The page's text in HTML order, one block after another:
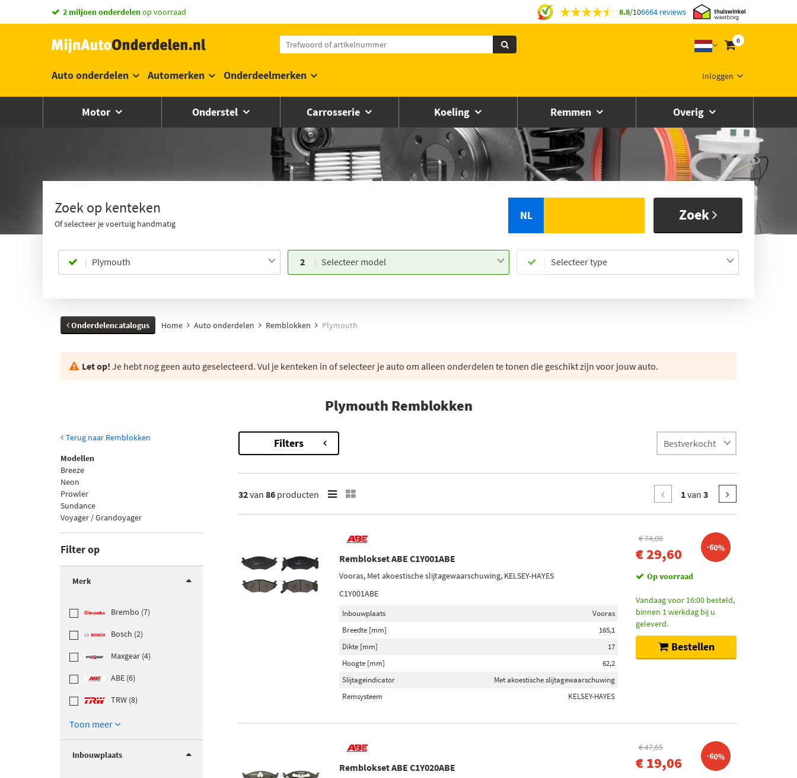
vandaag besteld,morgen in huis * 8.8/106664 reviews
0
Inloggen
Auto onderdelen Automerken Onderdeelmerken
Motor Onderstel Carrosserie Koeling Remmen Overig
Zoek op kenteken
Of selecteer je voertuig handmatig
NL Zoek
Plymouth 2 Selecteer model Selecteer type
Onderdelencatalogus Home Auto onderdelen Remblokken Plymouth
Let op! Je hebt nog geen auto geselecteerd. Vul je kenteken in of selecteer je auto om alleen onderdelen te tonen die geschikt zijn voor jouw auto.
Plymouth Remblokken
Terug naar Remblokken
Modellen
Breeze
Neon
Prowler
Sundance
Voyager / Grandoyager
Filter op
Merk
Brembo (7)
Bosch (2)
Maxgear (4)
ABE (6)
TRW (8)
Toon meer
Inbouwplaats
Filters
32van 86 producten 1van 3
Remblokset ABE C1Y001ABE
Vooras, Met akoestische slijtagewaarschuwing, KELSEY-HAYES
C1Y001ABE
Inbouwplaats
Vooras
Breedte [mm]
165,1
Dikte [mm]
17
Hoogte [mm]
62,2
Slijtageindicator
Met akoestische slijtagewaarschuwing
Remsysteem
KELSEY-HAYES
€ 74,00
€ 29,60 -60%
Op voorraad
Vandaag voor 16:00 besteld,
binnen 1 werkdag bij u
geleverd.
Bestellen
Remblokset ABE C1Y020ABE
€ 47,65
€ 19,06 -60%